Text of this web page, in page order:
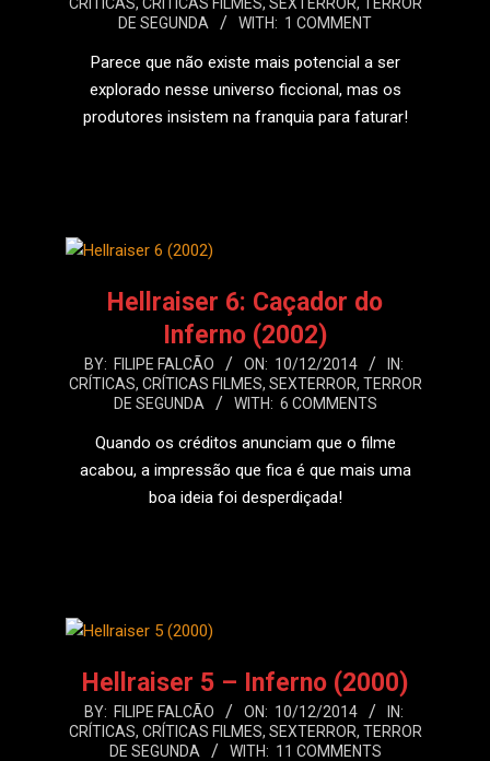
12-
DE SEGUNDA
WITH: 1 COMMENT
Parece que não existe mais potencial a ser
explorado nesse universo ficcional, mas os
produtores insistem na franquia para faturar!
Hellraiser 6: Caçador do
Inferno (2002)
2014-
12-
BY: FILIPE FALCÃO ON: 10/12/2014
IN:
CRÍTICAS, CRÍTICAS FILMES, SEXTERROR, TERROR
DE SEGUNDA
WITH: 6 COMMENTS
Quando os créditos anunciam que o filme
acabou, a impressão que fica é que mais uma
boa ideia foi desperdiçada!
Hellraiser 5 – Inferno (2000)
2014-
12-
BY: FILIPE FALCÃO ON: 10/12/2014
IN:
CRÍTICAS, CRÍTICAS FILMES, SEXTERROR, TERROR
DE SEGUNDA
WITH: 11 COMMENTS